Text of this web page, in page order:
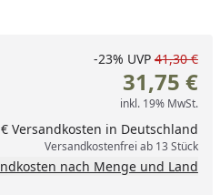
-23% UVP 41,30 €
31,75 €
inkl. 19% MwSt.
Versandkosten in Deutschland
Versandkostenfrei ab 13 Stück
nach Menge und Land